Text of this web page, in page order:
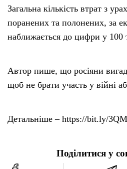
Загальна кількість втрат з
поранених та полонених, за
наближається до цифри у 100
Автор пише, що росіяни
щоб не брати участь у війні
Детальніше – https://bit.ly/
Поділитися у